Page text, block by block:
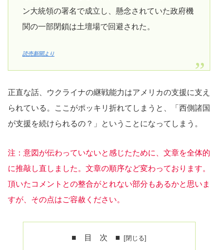
ン大統領の署名で成立し、懸念されていた政府機
関の一部閉鎖は土壇場で回避された。
読売新聞より
正直な話、ウクライナの継戦能力はアメリカの支援に支え
られている。ここがポッキリ折れてしまうと、「西側諸国
が支援を続けられるの？」ということになってしまう。
注：意図が伝わっていないと感じたために、文章を全体的
に推敲し直しました。文章の順序など変わっております。
頂いたコメントとの整合がとれない部分もあるかと思いま
すが、その点はご容赦ください。
■ 目 次 ■